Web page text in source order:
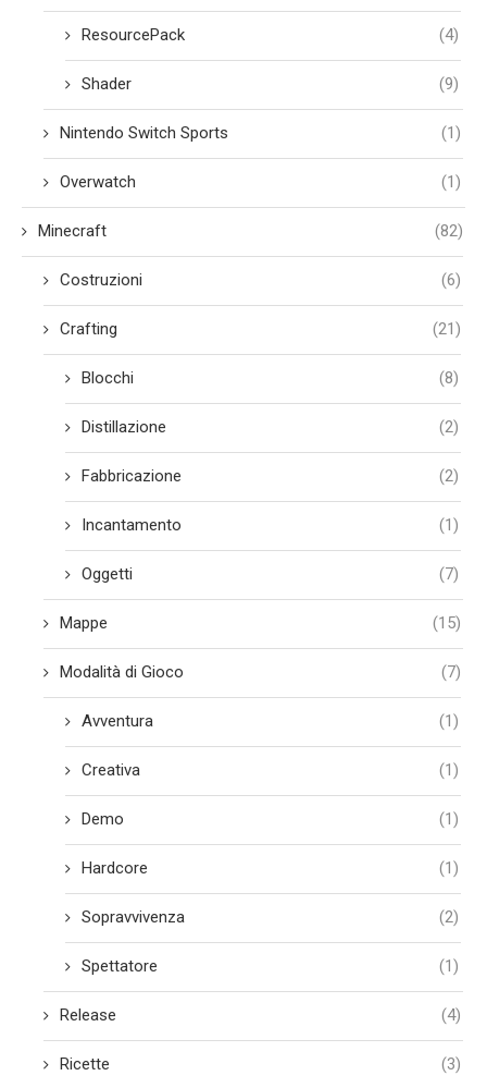
ResourcePack (4)
Shader (9)
Nintendo Switch Sports (1)
Overwatch (1)
Minecraft (82)
Costruzioni (6)
Crafting (21)
Blocchi (8)
Distillazione (2)
Fabbricazione (2)
Incantamento (1)
Oggetti (7)
Mappe (15)
Modalità di Gioco (7)
Avventura (1)
Creativa (1)
Demo (1)
Hardcore (1)
Sopravvivenza (2)
Spettatore (1)
Release (4)
Ricette (3)